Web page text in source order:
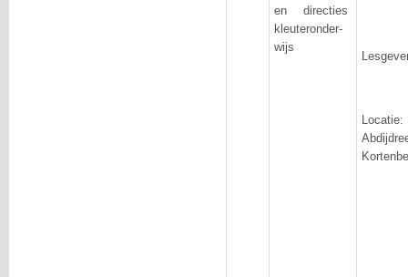
en directies
kleuteronder-
wijs